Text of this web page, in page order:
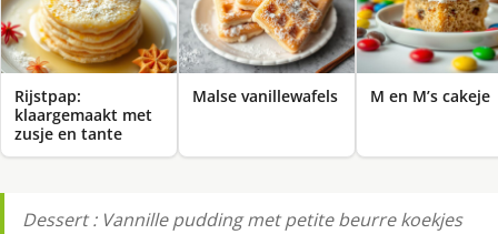
Rijstpap:
klaargemaakt met
zusje en tante
Malse vanillewafels M en M’s cakeje
Dessert : Vannille pudding met petite beurre koekjes